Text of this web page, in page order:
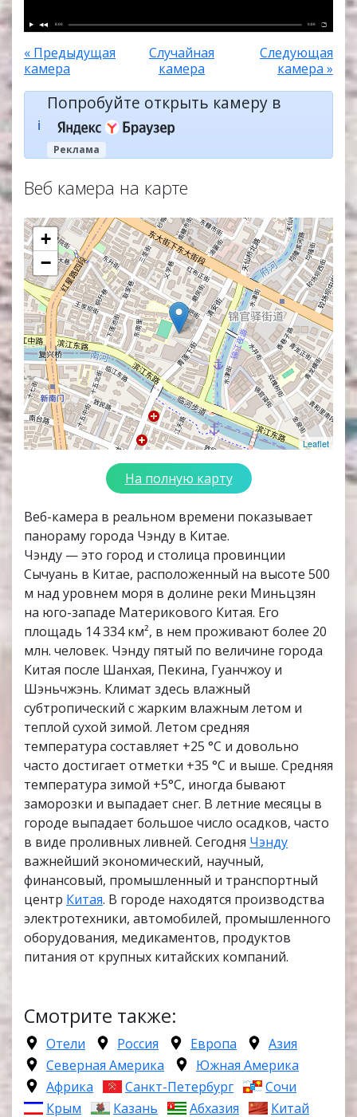
0:00 0:00
« Предыдущая
камера
Случайная
камера
Следующая
камера »
ℹ️
Попробуйте открыть камеру в
Реклама
Веб камера на карте
+
−
Leaflet
На полную карту
Веб-камера в реальном времени показывает
панораму города Чэнду в Китае.
Чэнду — это город и столица провинции
Сычуань в Китае, расположенный на высоте 500
м над уровнем моря в долине реки Миньцзян
на юго-западе Материкового Китая. Его
площадь 14 334 км², в нем проживают более 20
млн. человек. Чэнду пятый по величине города
Китая после Шанхая, Пекина, Гуанчжоу и
Шэньчжэнь. Климат здесь влажный
субтропический с жарким влажным летом и
теплой сухой зимой. Летом средняя
температура составляет +25 °С и довольно
часто достигает отметки +35 °С и выше. Средняя
температура зимой +5°С, иногда бывают
заморозки и выпадает снег. В летние месяцы в
городе выпадает большое число осадков, часто
в виде проливных ливней. Сегодня Чэнду
важнейший экономический, научный,
финансовый, промышленный и транспортный
центр Китая. В городе находятся производства
электротехники, автомобилей, промышленного
оборудования, медикаментов, продуктов
питания от крупных китайских компаний.
Смотрите также:
Отели Россия Европа
Азия
Северная Америка
Южная Америка
Африка
Санкт-Петербург
Сочи
Крым
Казань Абхазия Китай